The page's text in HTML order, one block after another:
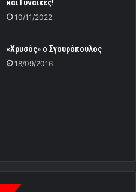
και Γυναίκες!
10/11/2022
«Χρυσός» ο Σγουρόπουλος
18/09/2016